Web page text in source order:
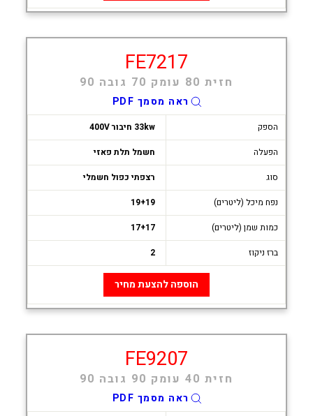
FE7217
חזית 80 עומק 70 גובה 90
ראה מסמך PDF
הספק
33kw חיבור 400V
הפעלה
חשמל תלת פאזי
סוג
רצפתי כפול חשמלי
נפח מיכל (ליטרים)
19+19
כמות שמן (ליטרים)
17+17
ברז ניקוז
2
הוספה להצעת מחיר
FE9207
חזית 40 עומק 90 גובה 90
ראה מסמך PDF